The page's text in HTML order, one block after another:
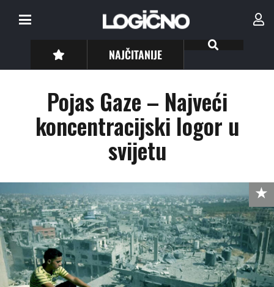
NAJČITANIJE
Pojas Gaze – Najveći
koncentracijski logor u
svijetu